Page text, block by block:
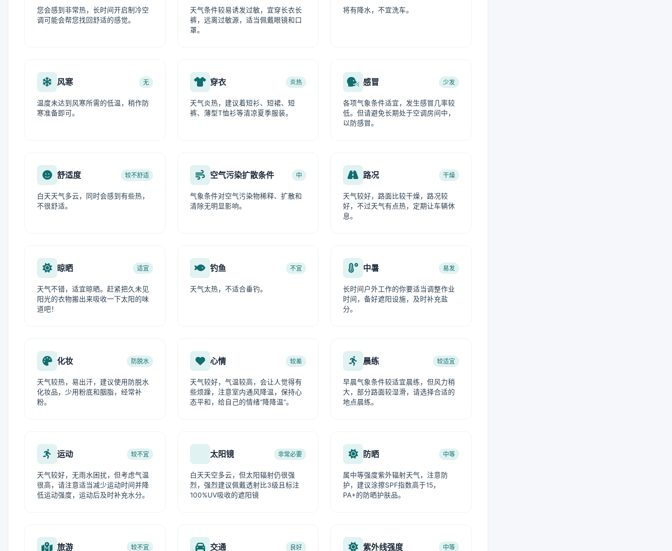
您会感到非常热，长时间开启制冷空
调可能会帮您找回舒适的感觉。
天气条件较易诱发过敏，宜穿长衣长
裤，远离过敏源，适当佩戴眼镜和口
罩。
将有降水，不宜洗车。
风寒 无
温度未达到风寒所需的低温，稍作防
寒准备即可。
穿衣 炎热
天气炎热，建议着短衫、短裙、短
裤、薄型T恤衫等清凉夏季服装。
感冒 少发
各项气象条件适宜，发生感冒几率较
低。但请避免长期处于空调房间中，
以防感冒。
舒适度 较不舒适
白天天气多云，同时会感到有些热，
不很舒适。
空气污染扩散条件 中
气象条件对空气污染物稀释、扩散和
清除无明显影响。
路况 干燥
天气较好，路面比较干燥，路况较
好，不过天气有点热，定期让车辆休
息。
晾晒 适宜
天气不错，适宜晾晒。赶紧把久未见
阳光的衣物搬出来吸收一下太阳的味
道吧！
钓鱼 不宜
天气太热，不适合垂钓。
中暑 易发
长时间户外工作的你要适当调整作业
时间，备好遮阳设施，及时补充盐
分。
化妆 防脱水
天气较热，易出汗，建议使用防脱水
化妆品，少用粉底和胭脂，经常补
粉。
心情 较差
天气较好，气温较高，会让人觉得有
些烦躁，注意室内通风降温，保持心
态平和，给自己的情绪“降降温”。
晨练 较适宜
早晨气象条件较适宜晨练，但风力稍
大，部分路面较湿滑，请选择合适的
地点晨练。
运动 较不宜
天气较好，无雨水困扰，但考虑气温
很高，请注意适当减少运动时间并降
低运动强度，运动后及时补充水分。
太阳镜 非常必要
白天天空多云，但太阳辐射仍很强
烈，强烈建议佩戴透射比3级且标注
100%UV吸收的遮阳镜
防晒 中等
属中等强度紫外辐射天气，注意防
护，建议涂擦SPF指数高于15，
PA+的防晒护肤品。
旅游 较不宜 交通 良好 紫外线强度 中等